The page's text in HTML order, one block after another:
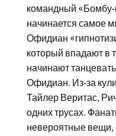
командный «Бомбу-
начинается самое
Офидиан
который впадают в
начинают
Офидиан. Из-за
Тайлер Веритас,
одних трусах.
невероятные вещи,